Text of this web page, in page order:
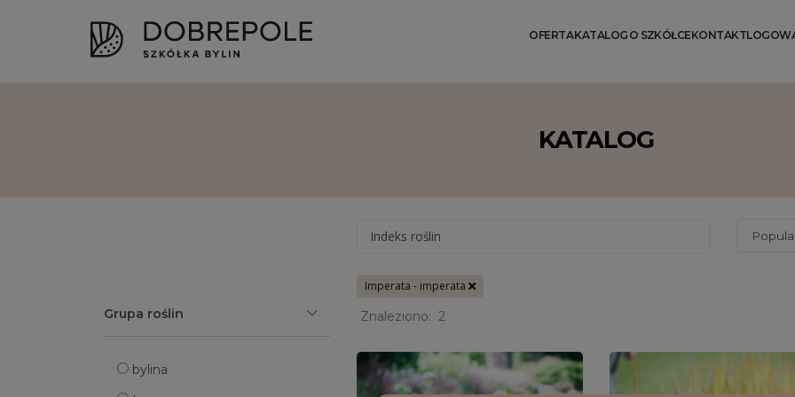
OFERTAKATALOG O SZKÓŁCEKONTAKT
KATALOG
Indeks roślin
Grupa roślin
bylina
Imperata - imperata
Znaleziono: 2